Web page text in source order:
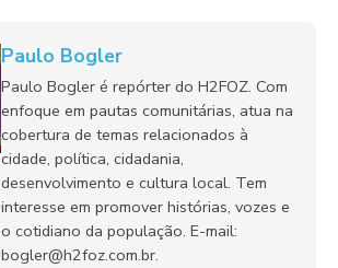
Paulo Bogler
Paulo Bogler é repórter do H2FOZ. Com
enfoque em pautas comunitárias, atua na
cobertura de temas relacionados à
cidade, política, cidadania,
desenvolvimento e cultura local. Tem
interesse em promover histórias, vozes e
o cotidiano da população. E-mail:
bogler@h2foz.com.br.